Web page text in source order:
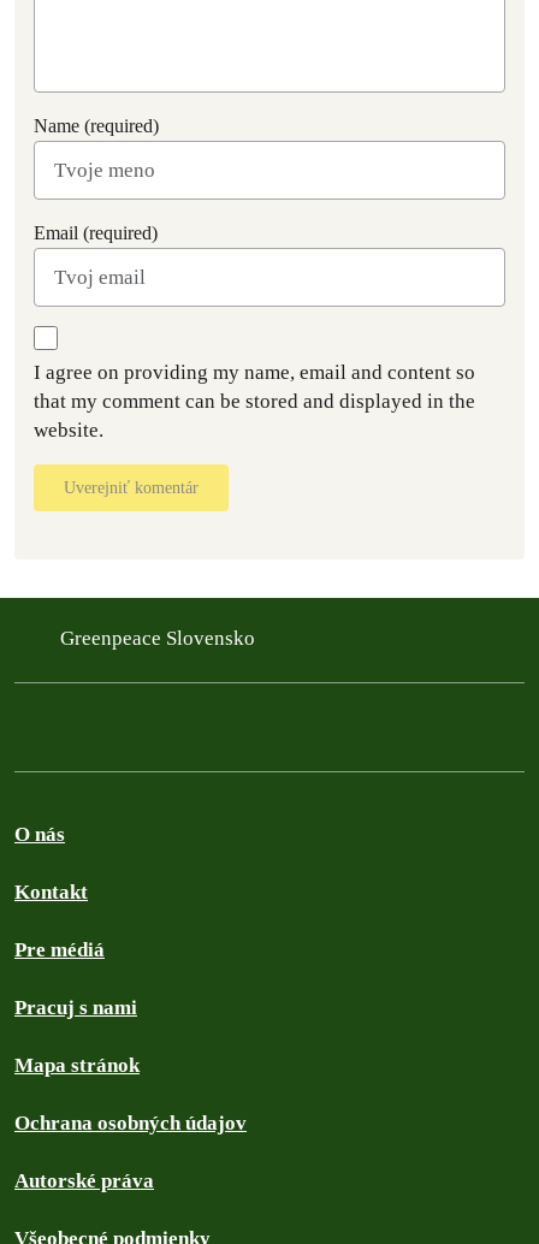
Name (required)
Email (required)
I agree on providing my name, email and content so
that my comment can be stored and displayed in the
website.
Uverejniť komentár
Greenpeace Slovensko
O nás
Kontakt
Pre médiá
Pracuj s nami
Mapa stránok
Ochrana osobných údajov
Autorské práva
Všeobecné podmienky